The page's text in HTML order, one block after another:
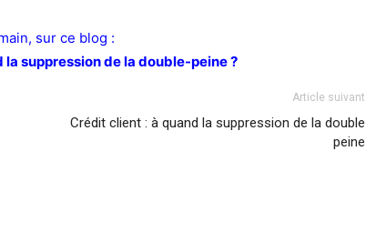
sur ce blog :
suppression de la double-peine ?
Article suivant
Crédit client : à quand la suppression de la double
peine